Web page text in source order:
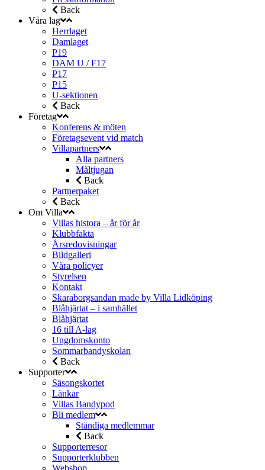
Back
Våra lag
Herrlaget
Damlaget
P19
DAM U / F17
P17
P15
U-sektionen
Back
Företag
Konferens & möten
Företagsevent vid match
Villapartners
Alla partners
Måltjugan
Back
Partnerpaket
Back
Om Villa
Villas histora – år för år
Klubbfakta
Årsredovisningar
Bildgalleri
Våra policyer
Styrelsen
Kontakt
Skaraborgsandan made by Villa Lidköping
Blåhjärtat – i samhället
Blåhjärtat
16 till A-lag
Ungdomskonto
Sommarbandyskolan
Back
Supporter
Säsongskortet
Länkar
Villas Bandypod
Bli medlem
Ständiga medlemmar
Back
Supporterresor
Supporterklubben
Webshop